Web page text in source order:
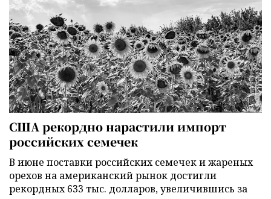
США рекордно нарастили импорт
российских семечек
В июне поставки российских семечек и жареных
орехов на американский рынок достигли
рекордных 633 тыс. долларов, увеличившись за